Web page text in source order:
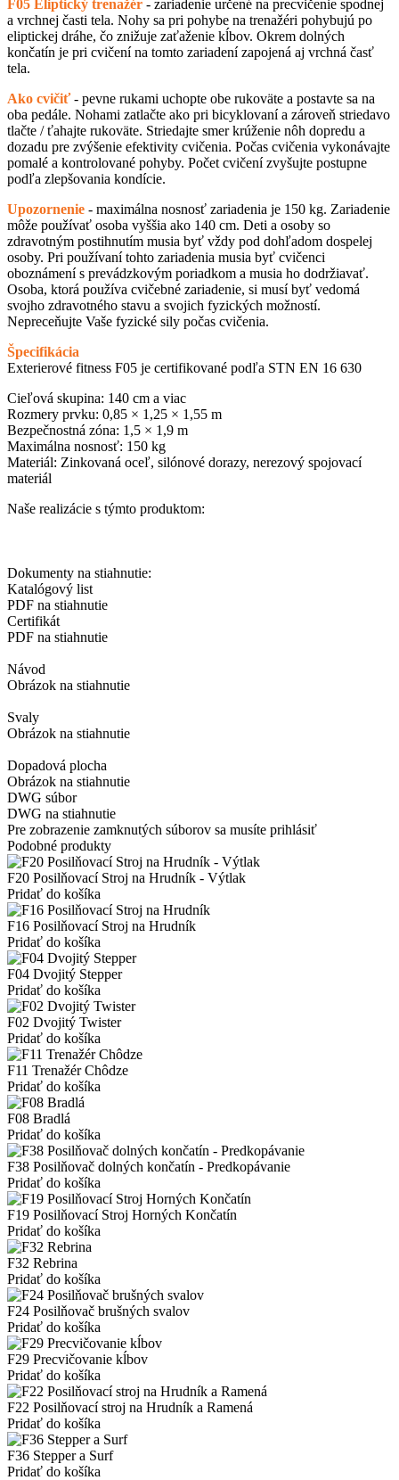
F05 Eliptický trenažér - zariadenie určené na precvičenie spodnej
a vrchnej časti tela. Nohy sa pri pohybe na trenažéri pohybujú po
eliptickej dráhe, čo znižuje zaťaženie kĺbov. Okrem dolných
končatín je pri cvičení na tomto zariadení zapojená aj vrchná časť
tela.
Ako cvičiť- pevne rukami uchopte obe rukoväte a postavte sa na
oba pedále. Nohami zatlačte ako pri bicyklovaní a zároveň striedavo
tlačte / ťahajte rukoväte. Striedajte smer krúženie nôh dopredu a
dozadu pre zvýšenie efektivity cvičenia. Počas cvičenia vykonávajte
pomalé a kontrolované pohyby. Počet cvičení zvyšujte postupne
podľa zlepšovania kondície.
Upozornenie - maximálna nosnosť zariadenia je 150 kg. Zariadenie
môže používať osoba vyššia ako 140 cm. Deti a osoby so
zdravotným postihnutím musia byť vždy pod dohľadom dospelej
osoby. Pri používaní tohto zariadenia musia byť cvičenci
oboznámení s prevádzkovým poriadkom a musia ho dodržiavať.
Osoba, ktorá používa cvičebné zariadenie, si musí byť vedomá
svojho zdravotného stavu a svojich fyzických možností.
Nepreceňujte Vaše fyzické sily počas cvičenia.
Špecifikácia
Exterierové fitness F05 je certifikované podľa STN EN 16 630
Cieľová skupina: 140 cm a viac
Rozmery prvku: 0,85 × 1,25 × 1,55 m
Bezpečnostná zóna: 1,5 × 1,9 m
Maximálna nosnosť: 150 kg
Materiál: Zinkovaná oceľ, silónové dorazy, nerezový spojovací
materiál
Naše realizácie s týmto produktom:
Dokumenty na stiahnutie:
Katalógový list
PDF na stiahnutie
Certifikát
PDF na stiahnutie
Návod
Obrázok na stiahnutie
Svaly
Obrázok na stiahnutie
Dopadová plocha
Obrázok na stiahnutie
DWG súbor
DWG na stiahnutie
Pre zobrazenie zamknutých súborov sa musíte prihlásiť
Podobné produkty
F20 Posilňovací Stroj na Hrudník - Výtlak
Pridať do košíka
F16 Posilňovací Stroj na Hrudník
Pridať do košíka
F04 Dvojitý Stepper
Pridať do košíka
F02 Dvojitý Twister
Pridať do košíka
F11 Trenažér Chôdze
Pridať do košíka
F08 Bradlá
Pridať do košíka
F38 Posilňovač dolných končatín - Predkopávanie
Pridať do košíka
F19 Posilňovací Stroj Horných Končatín
Pridať do košíka
F32 Rebrina
Pridať do košíka
F24 Posilňovač brušných svalov
Pridať do košíka
F29 Precvičovanie kĺbov
Pridať do košíka
F22 Posilňovací stroj na Hrudník a Ramená
Pridať do košíka
F36 Stepper a Surf
Pridať do košíka